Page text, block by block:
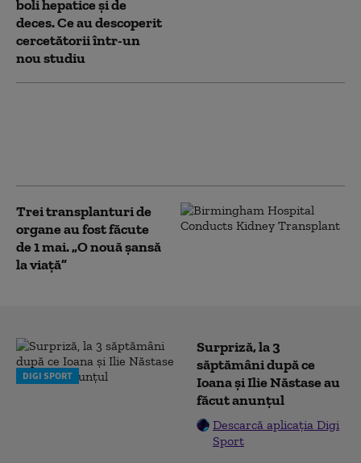
boli hepatice și de
deces. Ce au descoperit
cercetătorii într-un
nou studiu
Trei transplanturi de
organe au fost făcute
de 1 mai. „O nouă şansă
la viaţă”
DIGI SPORT
Surpriză, la 3
săptămâni după ce
Ioana și Ilie Năstase au
făcut anunțul
Descarcă aplicația Digi
Sport